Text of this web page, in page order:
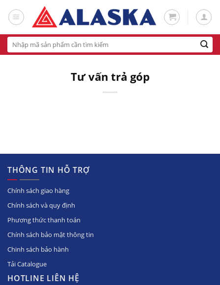
Tìm
kiếm:
Tư vấn trả góp
THÔNG TIN HỖ TRỢ
Chính sách giao hàng
Chính sách và quy định
Phương thức thanh toán
Chính sách bảo mật thông tin
Chinh sách bảo hành
Tải Catalogue
HOTLINE LIÊN HỆ